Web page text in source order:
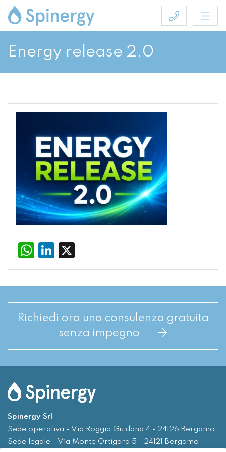
Energy release 2.0
WhatsApp
LinkedIn
Richiedi ora una consulenza gratuita
senza impegno
Spinergy Srl
Sede operativa - Via Roggia Guidana 4 - 24126 Bergamo
Sede legale - Via Monte Ortigara 5 - 24121 Bergamo